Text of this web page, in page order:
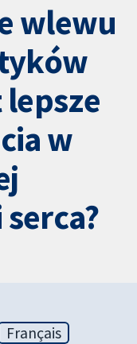
wlewu
w
Français